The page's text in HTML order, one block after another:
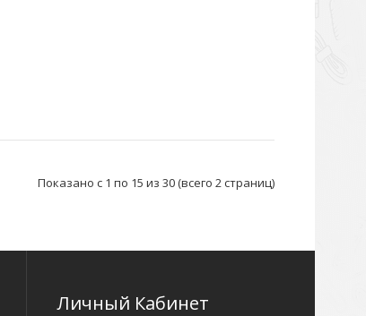
Показано с 1 по 15 из 30 (всего 2 страниц)
Личный Кабинет